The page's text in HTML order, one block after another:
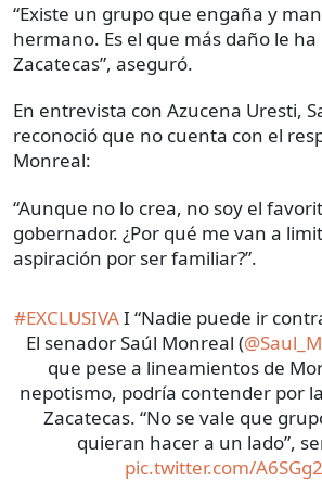
“Existe un grupo que engaña y
hermano. Es el que más daño le ha
Zacatecas”, aseguró.
En entrevista con Azucena Uresti,
reconoció que no cuenta con el
Monreal:
“Aunque no lo crea, no soy el
gobernador. ¿Por qué me van a
aspiración por ser familiar?”.
#EXCLUSIVAI “Nadie puede ir
El senador Saúl Monreal (
que pese a lineamientos de
nepotismo, podría contender por
Zacatecas. “No se vale que
quieran hacer a un lado”,
pic.twitter.com/